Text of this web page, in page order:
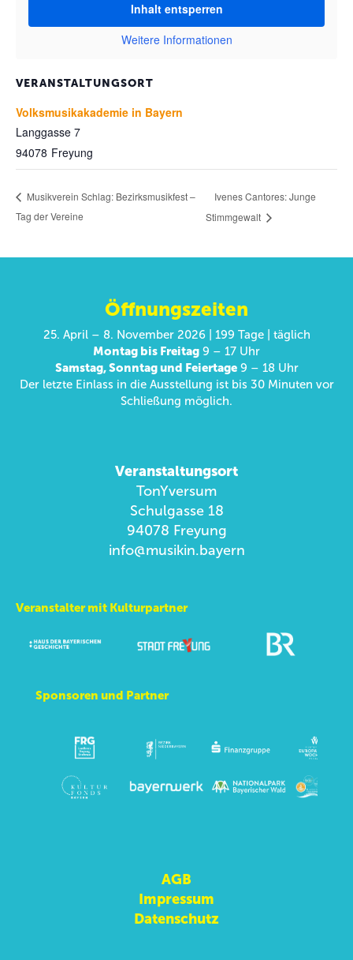
VERANSTALTUNGSORT
Volksmusikakademie in Bayern
Langgasse 7
Freyung
94078
Inhalt entsperren
Weitere Informationen
Musikverein Schlag: Bezirksmusikfest –
Tag der Vereine
Ivenes Cantores: Junge
Stimmgewalt
Öffnungszeiten
25. April – 8. November 2026 | 199 Tage | täglich
Montag bis Freitag 9 – 17 Uhr
Samstag, Sonntag und Feiertage9 – 18 Uhr
Der letzte Einlass in die Ausstellung ist bis 30 Minuten vor
Schließung möglich.
Veranstaltungsort
TonYversum
Schulgasse 18
94078 Freyung
info@musikin.bayern
Veranstalter mit Kulturpartner
Sponsoren und Partner
AGB
Impressum
Datenschutz